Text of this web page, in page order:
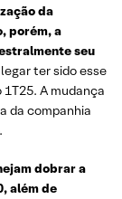
da
porém, a
seu
ter sido esse
A mudança
da companhia
dobrar a
além de